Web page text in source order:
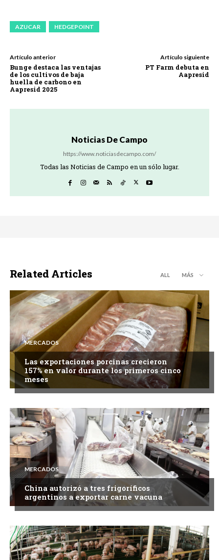
AZUCAR HEDGEPOINT
Artículo anterior
Bunge destaca las ventajas
de los cultivos de baja
huella de carbono en
Aapresid 2025
Artículo siguiente
PT Farm debuta en
Aapresid
Noticias De Campo
https://www.noticiasdecampo.com/
Todas las Noticias de Campo en un sólo lugar.
Related Articles ALL MÁS
MERCADOS
Las exportaciones porcinas crecieron
157% en valor durante los primeros cinco
meses
MERCADOS
China autorizó a tres frigoríficos
argentinos a exportar carne vacuna